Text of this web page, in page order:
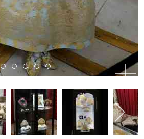
1213
Item 14
Item 15
Item 16
Item 17
Item 18